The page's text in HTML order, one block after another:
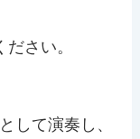
さい。
として演奏し、